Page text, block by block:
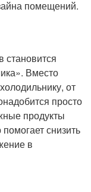
помещений.
становится
Вместо
от
просто
продукты
снизить
в